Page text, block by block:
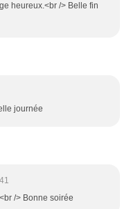
heureux.<br /> Belle fin
journée
/> Bonne soirée